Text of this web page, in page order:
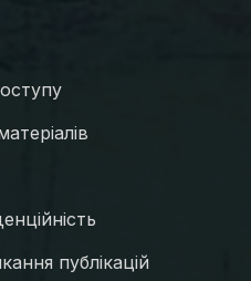
публікацій